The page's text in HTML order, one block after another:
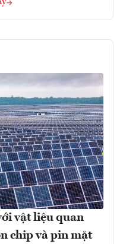
vật liệu quan
chip và pin mặt